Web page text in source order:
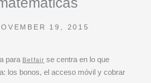
19, 2015
para Betfair se centra en lo que
los bonos, el acceso móvil y cobrar